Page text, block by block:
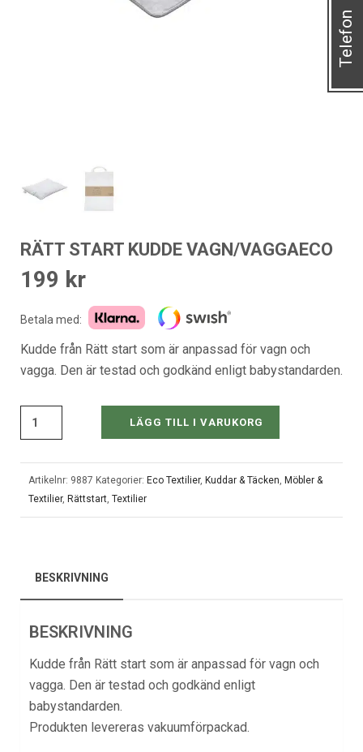
RÄTT START KUDDE VAGN/VAGGAECO
199 kr
Betala med:
Kudde från Rätt start som är anpassad för vagn och
vagga. Den är testad och godkänd enligt babystandarden.
LÄGG TILL I VARUKORG
Artikelnr: 9887 Kategorier: Eco Textilier, Kuddar & Täcken, Möbler &
Textilier, Rättstart, Textilier
BESKRIVNING
BESKRIVNING
Kudde från Rätt start som är anpassad för vagn och
vagga. Den är testad och godkänd enligt
babystandarden.
Produkten levereras vakuumförpackad.
Telefon